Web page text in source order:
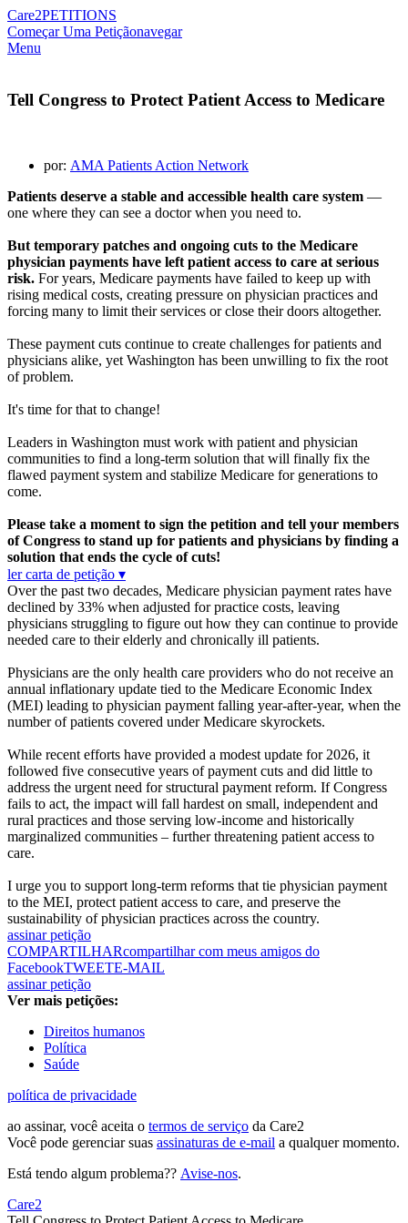
Care2PETITIONS
Começar Uma Petiçãonavegar
Menu
Tell Congress to Protect Patient Access to Medicare
por: AMA Patients Action Network
Patients deserve a stable and accessible health care system —
one where they can see a doctor when you need to.
But temporary patches and ongoing cuts to the Medicare
physician payments have left patient access to care at serious
risk. For years, Medicare payments have failed to keep up with
rising medical costs, creating pressure on physician practices and
forcing many to limit their services or close their doors altogether.
These payment cuts continue to create challenges for patients and
physicians alike, yet Washington has been unwilling to fix the root
of problem.
It's time for that to change!
Leaders in Washington must work with patient and physician
communities to find a long-term solution that will finally fix the
flawed payment system and stabilize Medicare for generations to
come.
Please take a moment to sign the petition and tell your members
of Congress to stand up for patients and physicians by finding a
solution that ends the cycle of cuts!
ler carta de petição ▾
Over the past two decades, Medicare physician payment rates have
declined by 33% when adjusted for practice costs, leaving
physicians struggling to figure out how they can continue to provide
needed care to their elderly and chronically ill patients.
Physicians are the only health care providers who do not receive an
annual inflationary update tied to the Medicare Economic Index
(MEI) leading to physician payment falling year-after-year, when the
number of patients covered under Medicare skyrockets.
While recent efforts have provided a modest update for 2026, it
followed five consecutive years of payment cuts and did little to
address the urgent need for structural payment reform. If Congress
fails to act, the impact will fall hardest on small, independent and
rural practices and those serving low-income and historically
marginalized communities – further threatening patient access to
care.
I urge you to support long-term reforms that tie physician payment
to the MEI, protect patient access to care, and preserve the
sustainability of physician practices across the country.
assinar petição
COMPARTILHARcompartilhar com meus amigos do
FacebookTWEETE-MAIL
assinar petição
Ver mais petições:
Direitos humanos
Política
Saúde
política de privacidade
ao assinar, você aceita o termos de serviço da Care2
Você pode gerenciar suas assinaturas de e-mail a qualquer momento.
Está tendo algum problema?? Avise-nos.
Care2